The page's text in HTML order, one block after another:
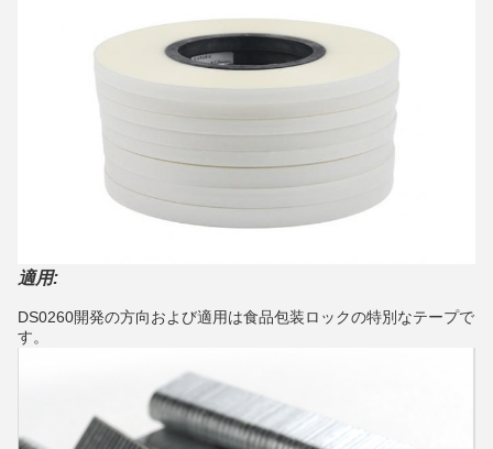
適用:
DS0260開発の方向および適用は食品包装ロックの特別なテープで
す。